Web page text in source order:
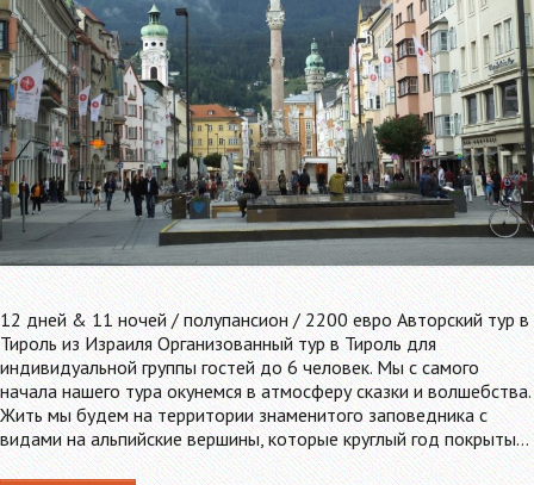
12 дней & 11 ночей / полупансион / 2200 евро Авторский тур в
Тироль из Израиля Организованный тур в Тироль для
индивидуальной группы гостей до 6 человек. Мы с самого
начала нашего тура окунемся в атмосферу сказки и волшебства.
Жить мы будем на территории знаменитого заповедника с
видами на альпийские вершины, которые круглый год покрыты…